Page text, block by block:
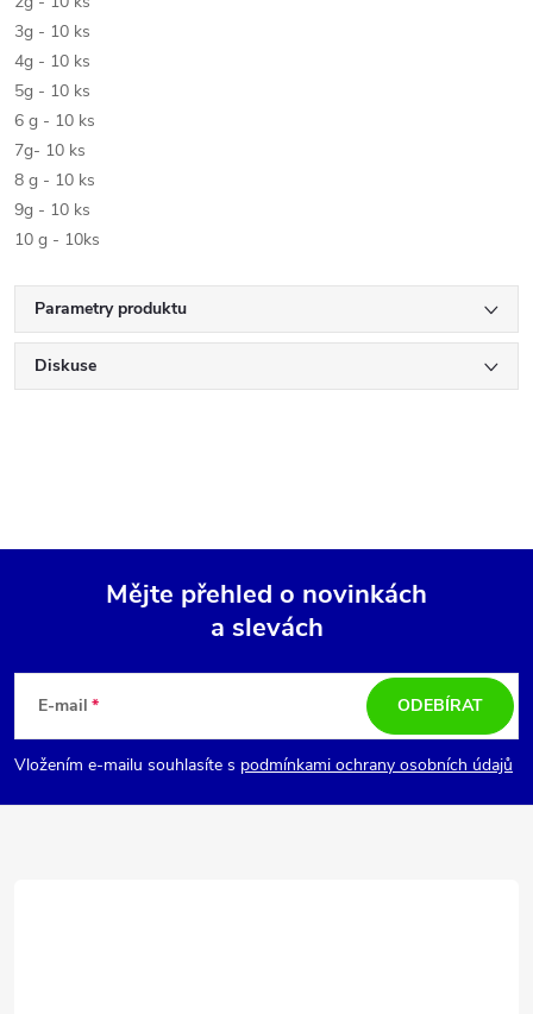
3g - 10 ks
4g - 10 ks
5g - 10 ks
6 g - 10 ks
7g- 10 ks
8 g - 10 ks
9g - 10 ks
10 g - 10ks
Parametry produktu
Diskuse
p
a
Mějte přehled o novinkách
a slevách
E-mail
Vložením e-mailu souhlasíte s podmínkami ochrany osobních údajů
ODEBÍRAT